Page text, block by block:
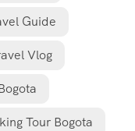
Guide
Vlog
Tour Bogota